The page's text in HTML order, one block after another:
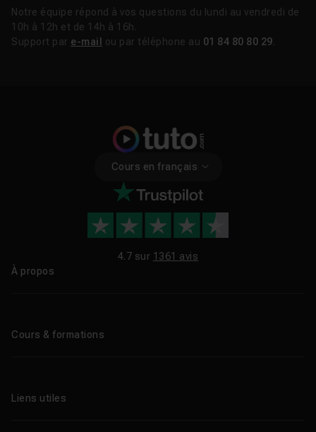
Notre équipe répond à vos questions du lundi au vendredi de
10h à 12h et de 14h à 16h.
Support par e-mail ou par téléphone au 01 84 80 80 29
Cours en français
4.7 sur 1361 avis
À propos
Cours & formations
Formations certifiantes
Liens utiles